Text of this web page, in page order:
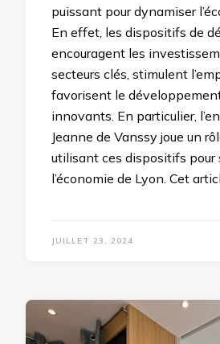
puissant pour dynamiser
En effet, les dispositifs de
encouragent les
secteurs clés, stimulent
favorisent le
innovants. En particulier,
Jeanne de Vanssy joue un
utilisant ces dispositifs pour
l’économie de Lyon. Cet
JUILLET 23, 2024